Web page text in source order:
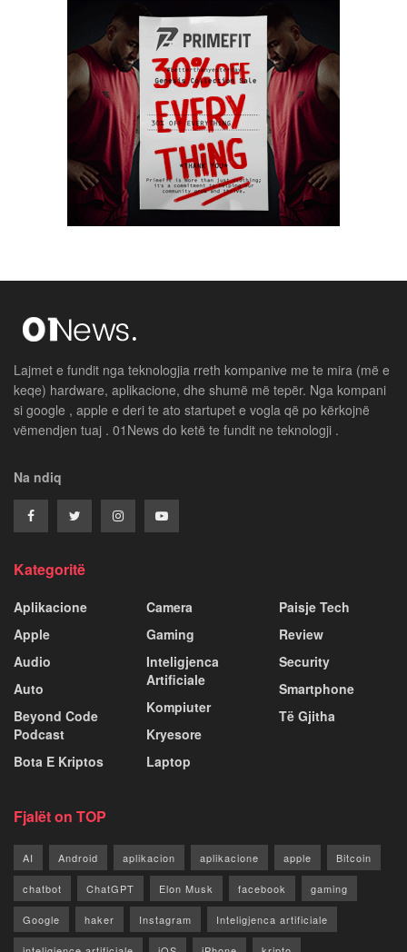
Lajmet e fundit nga teknologjia rreth kompanive me te mira (më e
keqe) hardware, aplikacione, dhe shumë më tepër. Nga kompani
si google , apple e deri te ato startupet e vogla që po kërkojnë
vëmendjen tuaj . 01News do ketë te fundit ne teknologji .
Na ndiq
Kategoritë
Aplikacione
Apple
Audio
Auto
Beyond Code
Podcast
Bota E Kriptos
Camera
Gaming
Inteligjenca
Artificiale
Kompiuter
Kryesore
Laptop
Paisje Tech
Review
Security
Smartphone
Të Gjitha
Fjalët on TOP
AI Android aplikacion aplikacione apple Bitcoin
chatbot ChatGPT Elon Musk facebook gaming
Google haker Instagram Inteligjenca artificiale